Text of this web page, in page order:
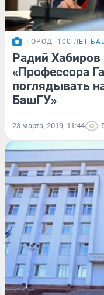
ГОРОД 100 ЛЕТ
Радий
«Профессора
поглядывать
БашГУ»
23 марта, 2019, 11:44